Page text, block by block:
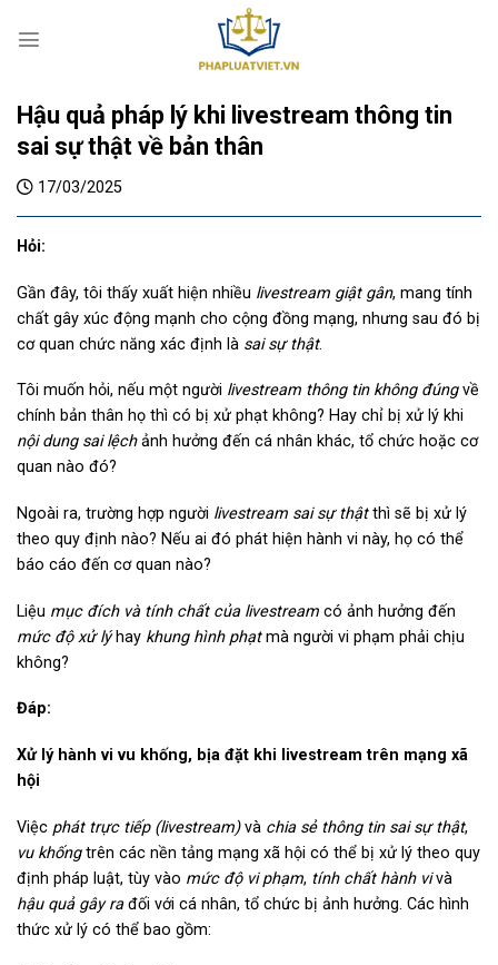
Hậu quả pháp lý khi livestream thông tin
sai sự thật về bản thân
17/03/2025
Hỏi:
Gần đây, tôi thấy xuất hiện nhiều livestream giật gân, mang tính
chất gây xúc động mạnh cho cộng đồng mạng, nhưng sau đó bị
cơ quan chức năng xác định là sai sự thật.
Tôi muốn hỏi, nếu một người livestream thông tin không đúngvề
chính bản thân họ thì có bị xử phạt không? Hay chỉ bị xử lý khi
nội dung sai lệchảnh hưởng đến cá nhân khác, tổ chức hoặc cơ
quan nào đó?
Ngoài ra, trường hợp người livestream sai sự thậtthì sẽ bị xử lý
theo quy định nào? Nếu ai đó phát hiện hành vi này, họ có thể
báo cáo đến cơ quan nào?
Liệu mục đích và tính chất của livestream có ảnh hưởng đến
mức độ xử lýhay khung hình phạtmà người vi phạm phải chịu
không?
Đáp:
Xử lý hành vi vu khống, bịa đặt khi livestream trên mạng xã
hội
Việc phát trực tiếp (livestream)và chia sẻ thông tin sai sự thật,
vu khốngtrên các nền tảng mạng xã hội có thể bị xử lý theo quy
định pháp luật, tùy vào mức độ vi phạm, tính chất hành vivà
hậu quả gây rađối với cá nhân, tổ chức bị ảnh hưởng. Các hình
thức xử lý có thể bao gồm: